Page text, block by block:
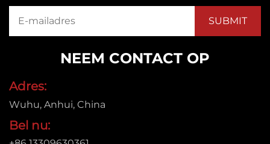
NEEM CONTACT OP
Adres:
Wuhu, Anhui, China
Bel nu: